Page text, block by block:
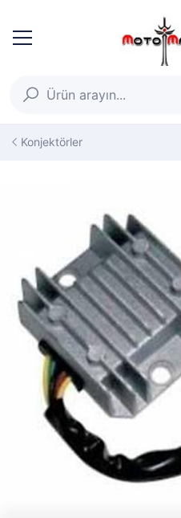
Konjektörler